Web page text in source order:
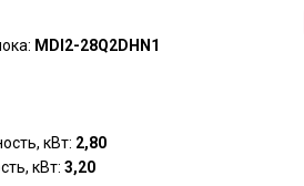
MDI2-28Q2DHN1
кВт: 2,80
кВт: 3,20